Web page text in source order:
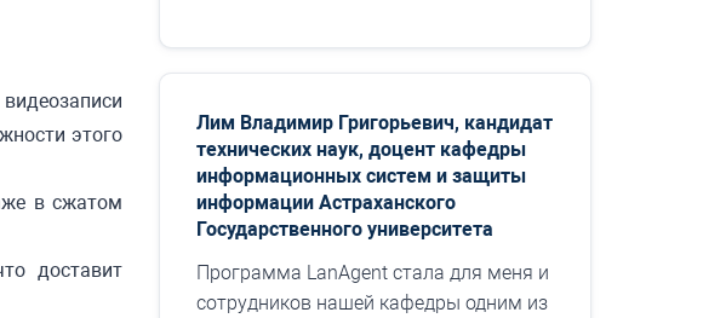
этого
в сжатом
доставит
стоит отметить специальные
возможности...
Лим Владимир Григорьевич, кандидат
технических наук, доцент кафедры
информационных систем и защиты
информации Астраханского
Государственного университета
Программа LanAgent стала для меня и
сотрудников нашей кафедры одним из